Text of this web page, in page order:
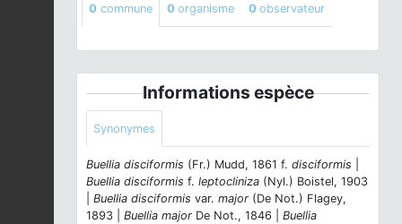
0 commune 0 organisme 0 observateur
Informations espèce
Synonymes
Buellia disciformis (Fr.) Mudd, 1861 f. disciformis
Buellia disciformis f. leptocliniza (Nyl.) Boistel, 1903
Buellia disciformis var. major (De Not.) Flagey,
1893 | Buellia major De Not., 1846 | Buellia